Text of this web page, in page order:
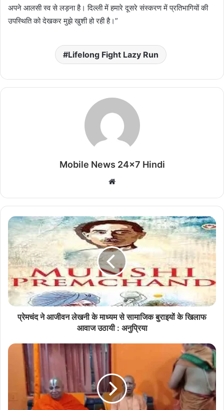
अपने आलसी स्व से लड़ना है। दिल्ली में हमारे दूसरे संस्करण में प्रतिभागियों की
उपस्थिति को देखकर मुझे खुशी हो रही है।”
Lifelong Fight Lazy Run
Mobile News 24x7 Hindi
Website
प्रेमचंद ने आजीवन लेखनी के माध्यम से सामाजिक बुराइयों के खिलाफ
आवाज उठायी : अनुप्रिया